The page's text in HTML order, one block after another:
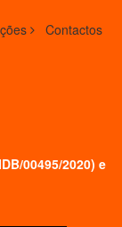
Contactos
00495/2020) e